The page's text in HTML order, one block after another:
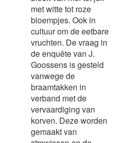
met witte tot roze
bloempjes. Ook in
cultuur om de eetbare
vruchten. De vraag in
de enquête van J.
Goossens is gesteld
vanwege de
braamtakken in
verband met de
vervaardiging van
korven. Deze worden
gemaakt van